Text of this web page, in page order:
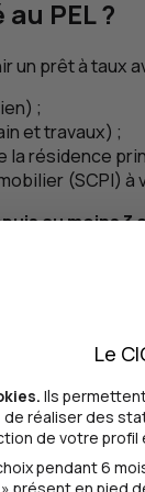
au PEL?
un prêt à
;
et travaux) ;
la résidence
(SCPI) à
au moins 3
Le
Ils
réaliser des
de votre profil
pendant 6
présent en pied